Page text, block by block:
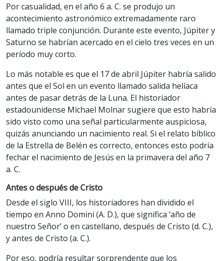
Por casualidad, en el año 6 a. C. se produjo un
acontecimiento astronómico extremadamente raro
llamado triple conjunción. Durante este evento, Júpiter y
Saturno se habrían acercado en el cielo tres veces en un
período muy corto.
Lo más notable es que el 17 de abril Júpiter habría salido
antes que el Sol en un evento llamado salida helíaca
antes de pasar detrás de la Luna. El historiador
estadounidense Michael Molnar sugiere que esto habría
sido visto como una señal particularmente auspiciosa,
quizás anunciando un nacimiento real. Si el relato bíblico
de la Estrella de Belén es correcto, entonces esto podría
fechar el nacimiento de Jesús en la primavera del año 7
a. C.
Antes o después de Cristo
Desde el siglo VIII, los historiadores han dividido el
tiempo en Anno Domini (A. D.), que significa ‘año de
nuestro Señor’ o en castellano, después de Cristo (d. C.),
y antes de Cristo (a. C.).
Por eso, podría resultar sorprendente que los